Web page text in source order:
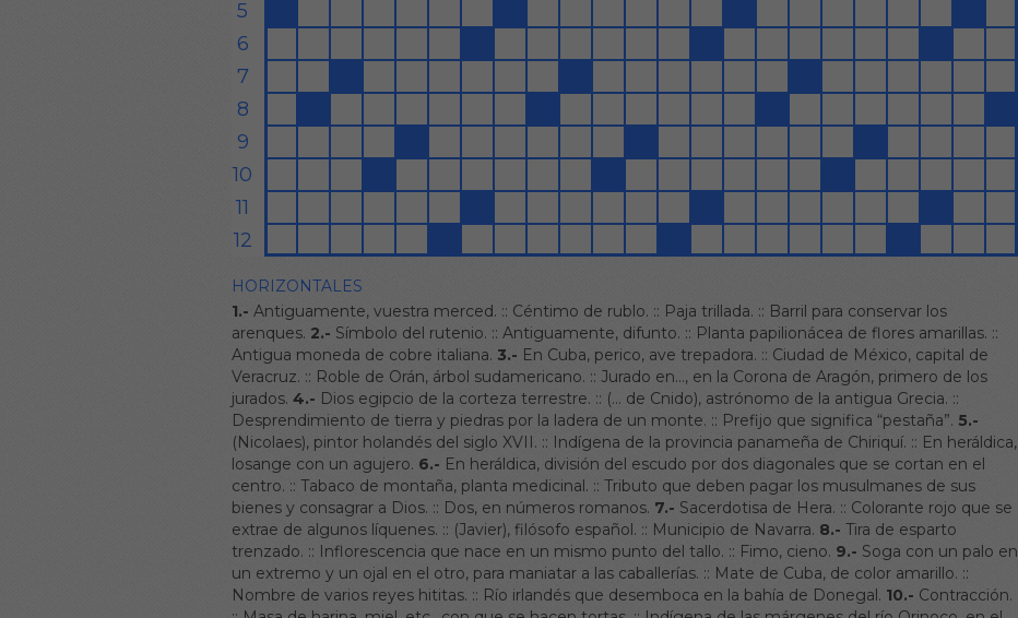
HORIZONTALES
1.- Antiguamente, vuestra merced. :: Céntimo de rublo. :: Paja trillada. :: Barril para conservar los
arenques. 2.- Símbolo del rutenio. ::Antiguamente, difunto. :: Planta papilionácea de flores amarillas. ::
Antigua moneda de cobre italiana. 3.- En Cuba, perico, ave trepadora. :: Ciudad de México, capital de
Veracruz. :: Roble de Orán, árbol sudamericano. ::Jurado en…, en la Corona de Aragón, primero de los
jurados. 4.- Dios egipcio de la corteza terrestre. :: (… de Cnido), astrónomo de la antigua Grecia. ::
Desprendimiento de tierra y piedras por la ladera de un monte. :: Prefijo que significa “pestaña”. 5.-
(Nicolaes), pintor holandés del siglo XVII. :: Indígena de la provincia panameña de Chiriquí. :: En heráldica,
losange con un agujero. 6.- En heráldica, división del escudo por dos diagonales que se cortan en el
centro. ::Tabaco de montaña, planta medicinal. ::Tributo que deben pagar los musulmanes de sus
bienes y consagrar a Dios. :: Dos, en números romanos. 7.- Sacerdotisa de Hera. :: Colorante rojo que se
extrae de algunos líquenes. :: (Javier), filósofo español. :: Municipio de Navarra. 8.- Tira de esparto
trenzado. :: Inflorescencia que nace en un mismo punto del tallo. :: Fimo, cieno. 9.- Soga con un palo en
un extremo y un ojal en el otro, para maniatar a las caballerías. :: Mate de Cuba, de color amarillo. ::
Nombre de varios reyes hititas. :: Río irlandés que desemboca en la bahía de Donegal. 10.- Contracción.